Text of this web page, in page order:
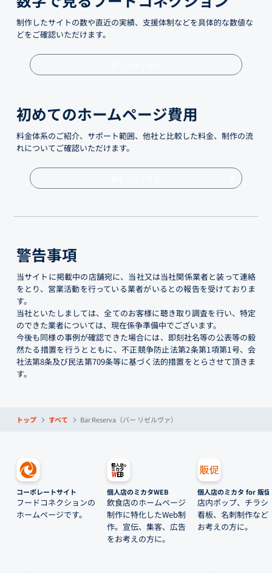
制作したサイトの数や直近の実績、支援体制などを具体的な数値な
どをご確認いただけます。
初めてのホームページ費用
料金体系のご紹介、サポート範囲、他社と比較した料金、制作の流
れについてご確認いただけます。
警告事項
当サイトに掲載中の店舗宛に、当社又は当社関係業者と装って連絡
をとり、営業活動を行っている業者がいるとの報告を受けておりま
す。
当社といたしましては、全てのお客様に聴き取り調査を行い、特定
のできた業者については、現在係争準備中でございます。
今後も同様の事例が確認できた場合には、即刻社名等の公表等の毅
然たる措置を行うとともに、不正競争防止法第2条第1項第1号、会
社法第8条及び民法第709条等に基づく法的措置をとらさせて頂きま
す。
トップ すべて Bar Reserva（バー リゼルヴァ）
コーポレートサイト
フードコネクションの
ホームページです。
個人店のミカタWEB
飲食店のホームページ
制作に特化したWeb制
作。宣伝、集客、広告
をお考えの方に。
個人店のミカタ for 販促
店内ポップ、チラシ
看板、名刺制作など
お考えの方に。